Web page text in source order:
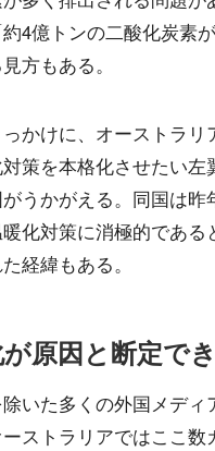
4億トンの二酸化炭素
方もある。
かけに、オーストラリ
策を本格化させたい左
うかがえる。同国は昨
化対策に消極的である
経緯もある。
原因と断定で
いた多くの外国メディ
ストラリアではここ数